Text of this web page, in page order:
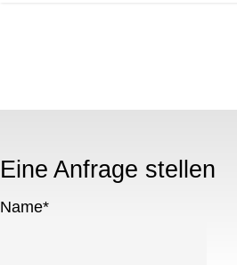
Eine Anfrage stellen
Name*